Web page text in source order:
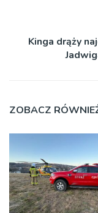
Kinga drąży
ZOBACZ